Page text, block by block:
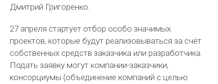
Дмитрий Григоренко.
27 апреля стартует отбор особо значимых
проектов, которые будут реализовываться за счёт
собственных средств заказчика или разработчика.
Подать заявку могут компании-заказчики,
консорциумы (объединение компаний с целью